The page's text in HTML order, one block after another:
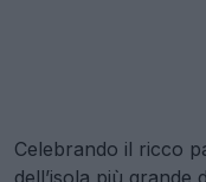
Celebrando il ricco